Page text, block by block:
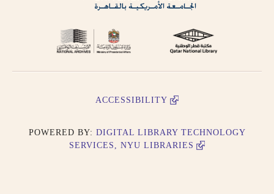
ACCESSIBILITY
POWERED BY: DIGITAL LIBRARY TECHNOLOGY
SERVICES, NYU LIBRARIES